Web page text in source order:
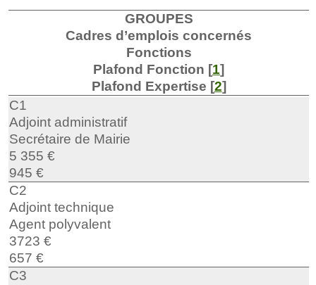
GROUPES
Cadres d’emplois concernés
Fonctions
Plafond Fonction [1]
Plafond Expertise [2]
C1
Adjoint administratif
Secrétaire de Mairie
5 355 €
945 €
C2
Adjoint technique
Agent polyvalent
3723 €
657 €
C3